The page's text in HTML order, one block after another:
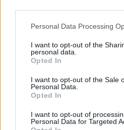
Please note that this website/app
not limited to your visit or usage
grant or deny consent to Google
use your data for below specified
consent section.
Personal Data Processing
I want to opt-out of the
personal data.
Opted In
I want to opt-out of the Sale
Personal Data.
Opted In
I want to opt-out of
Personal Data for Targeted